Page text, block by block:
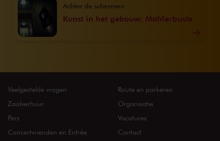
Kunst in het gebouw: Mahlerbuste
Achter de schermen
Veelgestelde vragen
Zaalverhuur
Pers
Concertvrienden en Entrée
Route en parkeren
Organisatie
Vacatures
Contact